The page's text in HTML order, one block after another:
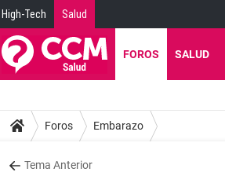
High-Tech Salud
FOROS SALUD
Foros Embarazo
Tema Anterior